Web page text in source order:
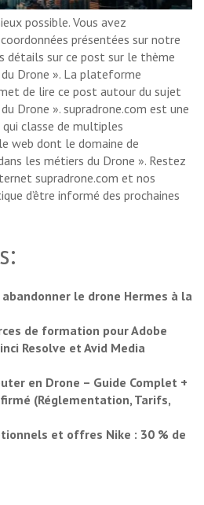
possible. Vous avez
présentées sur notre
détails sur ce post sur le thème
Drone ». La plateforme
de lire ce post autour du sujet
Drone ». supradrone.com est une
classe de multiples
web dont le domaine de
les métiers du Drone ». Restez
supradrone.com et nos
d’être informé des prochaines
le drone Hermes à la
de formation pour Adobe
Resolve et Avid Media
en Drone – Guide Complet +
(Réglementation, Tarifs,
et offres Nike : 30 % de